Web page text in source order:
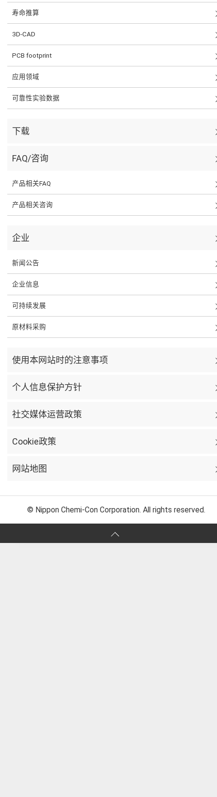
寿命推算
3D-CAD
PCB footprint
应用领域
可靠性实验数据
下载
FAQ/咨询
产品相关FAQ
产品相关咨询
企业
新闻公告
企业信息
可持续发展
原材料采购
使用本网站时的注意事项
个人信息保护方针
社交媒体运营政策
Cookie政策
网站地图
© Nippon Chemi-Con Corporation. All rights reserved.